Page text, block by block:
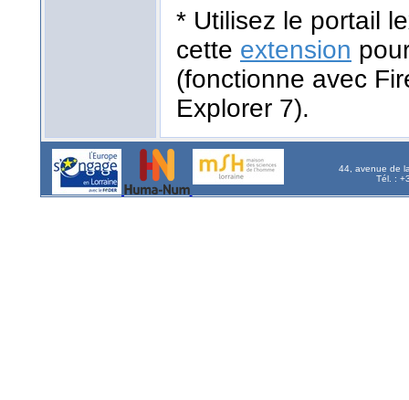
* Utilisez le portail
cette extension
(fonctionne avec
Explorer 7).
44, avenue de
Tél. :